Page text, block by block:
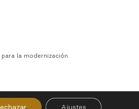
la modernización
Ajustes